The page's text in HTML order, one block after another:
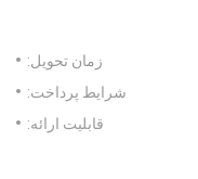
زمان تحویل:
شرایط پرداخت:
قابلیت ارائه: